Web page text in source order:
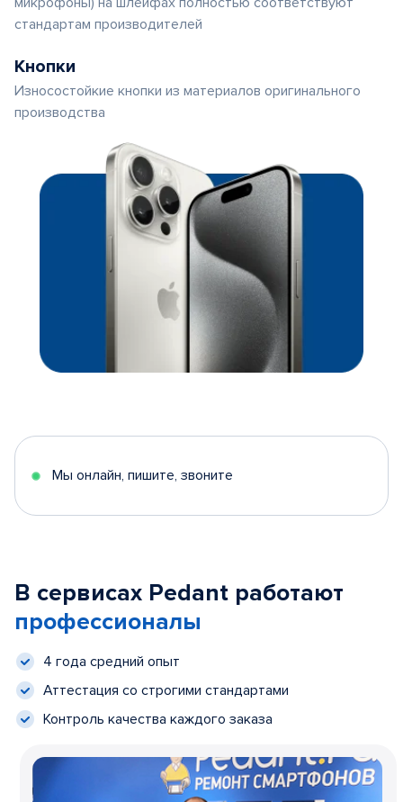
стандартам производителей
Кнопки
Износостойкие кнопки из материалов оригинального
производства
Мы онлайн, пишите, звоните
В сервисах Pedant работают
профессионалы
4 года средний опыт
Аттестация со строгими стандартами
Контроль качества каждого заказа